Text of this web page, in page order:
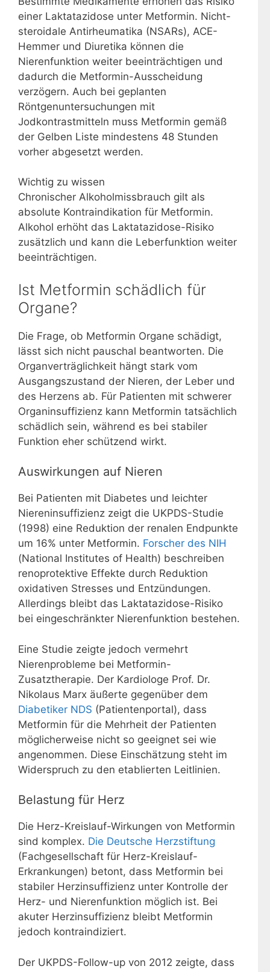
einer Laktatazidose unter Metformin. Nicht-
steroidale Antirheumatika (NSARs), ACE-
Hemmer und Diuretika können die
Nierenfunktion weiter beeinträchtigen und
dadurch die Metformin-Ausscheidung
verzögern. Auch bei geplanten
Röntgenuntersuchungen mit
Jodkontrastmitteln muss Metformin gemäß
der Gelben Liste mindestens 48 Stunden
vorher abgesetzt werden.
Wichtig zu wissen
Chronischer Alkoholmissbrauch gilt als
absolute Kontraindikation für Metformin.
Alkohol erhöht das Laktatazidose-Risiko
zusätzlich und kann die Leberfunktion weiter
beeinträchtigen.
Ist Metformin schädlich für
Organe?
Die Frage, ob Metformin Organe schädigt,
lässt sich nicht pauschal beantworten. Die
Organverträglichkeit hängt stark vom
Ausgangszustand der Nieren, der Leber und
des Herzens ab. Für Patienten mit schwerer
Organinsuffizienz kann Metformin tatsächlich
schädlich sein, während es bei stabiler
Funktion eher schützend wirkt.
Auswirkungen auf Nieren
Bei Patienten mit Diabetes und leichter
Niereninsuffizienz zeigt die UKPDS-Studie
(1998) eine Reduktion der renalen Endpunkte
um 16% unter Metformin. Forscher des NIH
(National Institutes of Health) beschreiben
renoprotektive Effekte durch Reduktion
oxidativen Stresses und Entzündungen.
Allerdings bleibt das Laktatazidose-Risiko
bei eingeschränkter Nierenfunktion bestehen.
Eine Studie zeigte jedoch vermehrt
Nierenprobleme bei Metformin-
Zusatztherapie. Der Kardiologe Prof. Dr.
Nikolaus Marx äußerte gegenüber dem
Diabetiker NDS (Patientenportal), dass
Metformin für die Mehrheit der Patienten
möglicherweise nicht so geeignet sei wie
angenommen. Diese Einschätzung steht im
Widerspruch zu den etablierten Leitlinien.
Belastung für Herz
Die Herz-Kreislauf-Wirkungen von Metformin
sind komplex. Die Deutsche Herzstiftung
(Fachgesellschaft für Herz-Kreislauf-
Erkrankungen) betont, dass Metformin bei
stabiler Herzinsuffizienz unter Kontrolle der
Herz- und Nierenfunktion möglich ist. Bei
akuter Herzinsuffizienz bleibt Metformin
jedoch kontraindiziert.
Der UKPDS-Follow-up von 2012 zeigte, dass